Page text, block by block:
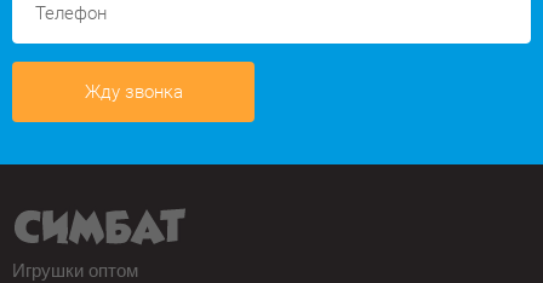
Жду звонка
Игрушки оптом